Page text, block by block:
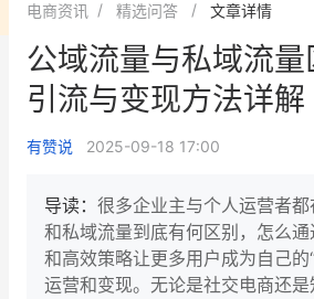
新零售大会 新零售茶会
增长产品指南
智库 产品场景
电商资讯 精选问答 文章详情
公域流量与私域流
引流与变现方法详解
有赞说 2025-09-18 17:00
导读： 很多企业主与个人运营者
和私域流量到底有何区别，怎么
和高效策略让更多用户成为自己的
运营和变现。无论是社交电商还是